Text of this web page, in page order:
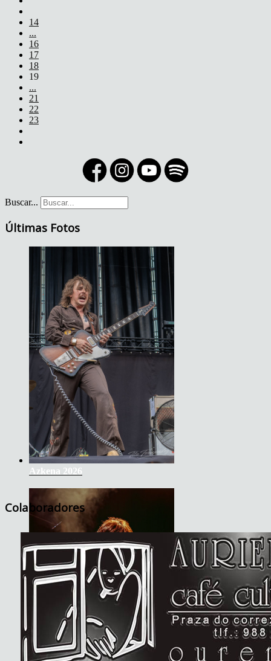
14
...
16
17
18
19
...
21
22
23
Buscar...
Últimas Fotos
Azkena 2026
Colaboradores